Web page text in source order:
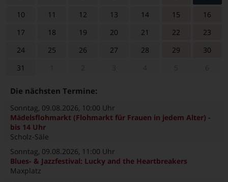
10
11 12 13 14 15
16
17
18 19 20 21 22
23
24
25 26 27 28 29
30
31
Die nächsten Termine:
Sonntag, 09.08.2026, 10:00 Uhr
Mädelsflohmarkt (Flohmarkt für Frauen in jedem Alter) -
bis 14 Uhr
Scholz-Säle
Sonntag, 09.08.2026, 11:00 Uhr
Blues- & Jazzfestival: Lucky and the Heartbreakers
Maxplatz